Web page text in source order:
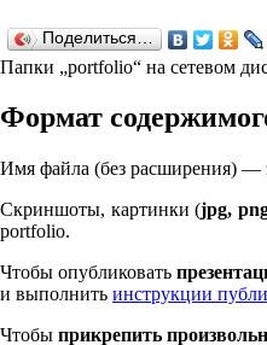
Поделиться…
Папки „port­fo­lio“ на сетевом
Формат
Имя файла (без расширения) —
Скриншоты, картинки (jpg,
port­fo­lio.
Чтобы опубликовать
и выполнить инструкции
Чтобы прикрепить